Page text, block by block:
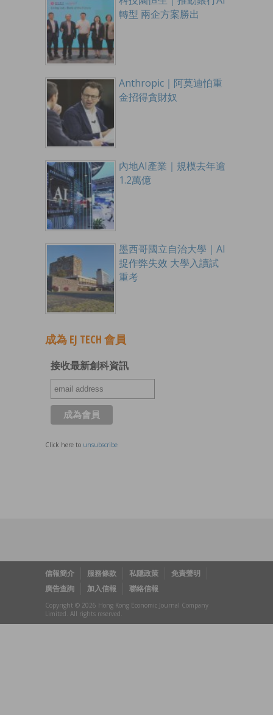
轉型 兩企方案勝出
Anthropic｜阿莫迪怕重
金招得貪財奴
內地AI產業｜規模去年逾
1.2萬億
墨西哥國立自治大學｜AI
捉作弊失效 大學入讀試
重考
成為 EJ TECH 會員
接收最新創科資訊
Click here to unsubscribe
信報簡介 服務條款 私隱政策
免責聲明
廣告查詢
加入信報 聯絡信報
Copyright © 2026 Hong Kong Economic Journal Company
Limited. All rights reserved.